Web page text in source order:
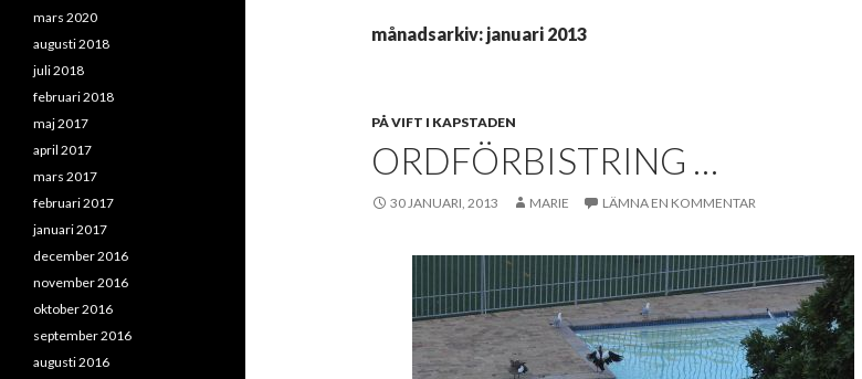
månadsarkiv: januari 2013
PÅ VIFT I KAPSTADEN
ORDFÖRBISTRING …
30 JANUARI, 2013 MARIE LÄMNA EN KOMMENTAR
mars 2020
augusti 2018
juli 2018
februari 2018
maj 2017
april 2017
mars 2017
februari 2017
januari 2017
december 2016
november 2016
oktober 2016
september 2016
augusti 2016